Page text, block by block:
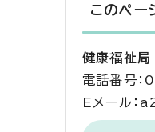
このペー
健康福祉局
電話番号
Eメール